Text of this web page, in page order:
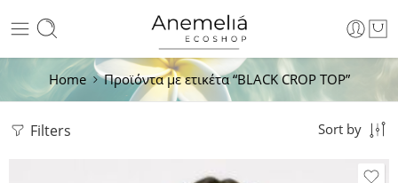
Home Προϊόντα με ετικέτα “BLACK CROP TOP”
Filters Sort by